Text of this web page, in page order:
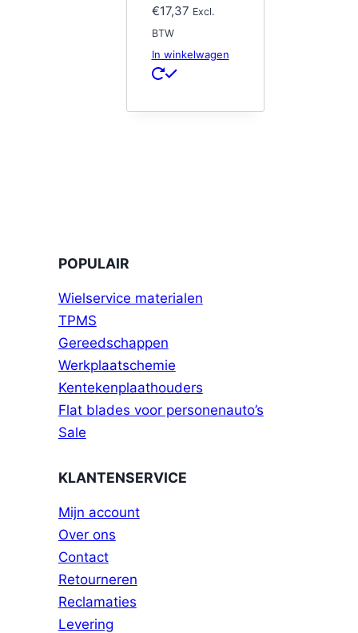
€17,37 Excl.
BTW
In winkelwagen
POPULAIR
Wielservice materialen
TPMS
Gereedschappen
Werkplaatschemie
Kentekenplaathouders
Flat blades voor personenauto’s
Sale
KLANTENSERVICE
Mijn account
Over ons
Contact
Retourneren
Reclamaties
Levering